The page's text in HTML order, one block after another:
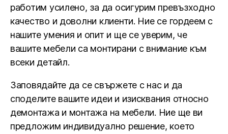
работим усилено, за да осигурим превъзходно
качество и доволни клиенти. Ние се гордеем с
нашите умения и опит и ще се уверим, че
вашите мебели са монтирани с внимание към
всеки детайл.
Заповядайте да се свържете с нас и да
споделите вашите идеи и изисквания относно
демонтажа и монтажа на мебели. Ние ще ви
предложим индивидуално решение, което